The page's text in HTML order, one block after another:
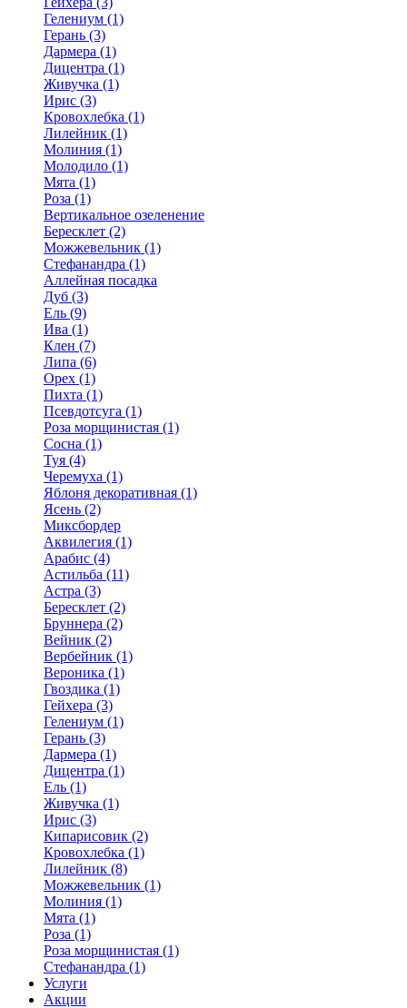
Гелениум (1)
Герань (3)
Дармера (1)
Дицентра (1)
Живучка (1)
Ирис (3)
Кровохлебка (1)
Лилейник (1)
Молиния (1)
Молодило (1)
Мята (1)
Роза (1)
Вертикальное озеленение
Бересклет (2)
Можжевельник (1)
Стефанандра (1)
Аллейная посадка
Дуб (3)
Ель (9)
Ива (1)
Клен (7)
Липа (6)
Орех (1)
Пихта (1)
Псевдотсуга (1)
Роза морщинистая (1)
Сосна (1)
Туя (4)
Черемуха (1)
Яблоня декоративная (1)
Ясень (2)
Миксбордер
Аквилегия (1)
Арабис (4)
Астильба (11)
Астра (3)
Бересклет (2)
Бруннера (2)
Вейник (2)
Вербейник (1)
Вероника (1)
Гвоздика (1)
Гейхера (3)
Гелениум (1)
Герань (3)
Дармера (1)
Дицентра (1)
Ель (1)
Живучка (1)
Ирис (3)
Кипарисовик (2)
Кровохлебка (1)
Лилейник (8)
Можжевельник (1)
Молиния (1)
Мята (1)
Роза (1)
Роза морщинистая (1)
Стефанандра (1)
Услуги
Акции